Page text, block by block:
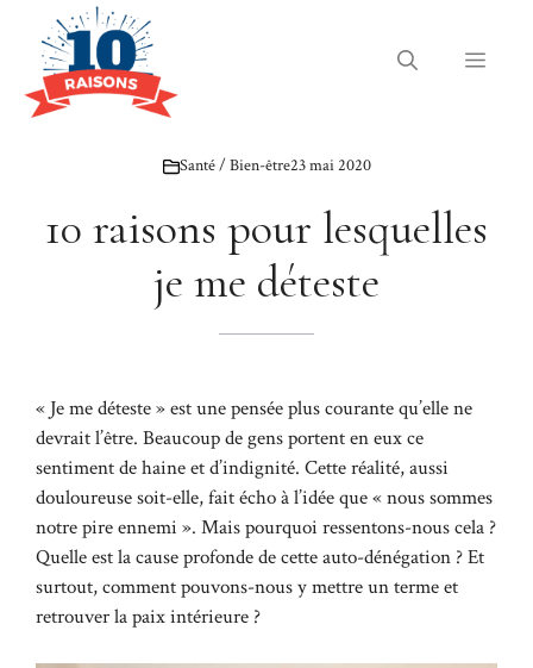
contenu
Menu
Santé / Bien-être23 mai 2020
10 raisons pour lesquelles
je me déteste
« Je me déteste » est une pensée plus courante qu’elle ne
devrait l’être. Beaucoup de gens portent en eux ce
sentiment de haine et d’indignité. Cette réalité, aussi
douloureuse soit-elle, fait écho à l’idée que « nous sommes
notre pire ennemi ». Mais pourquoi ressentons-nous cela ?
Quelle est la cause profonde de cette auto-dénégation ? Et
surtout, comment pouvons-nous y mettre un terme et
retrouver la paix intérieure ?